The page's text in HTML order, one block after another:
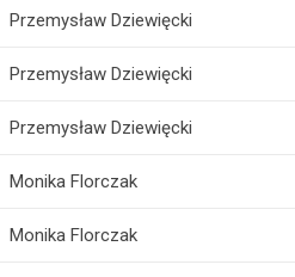
Przemysław Dziewięcki
Przemysław Dziewięcki
Przemysław Dziewięcki
Monika Florczak
Monika Florczak